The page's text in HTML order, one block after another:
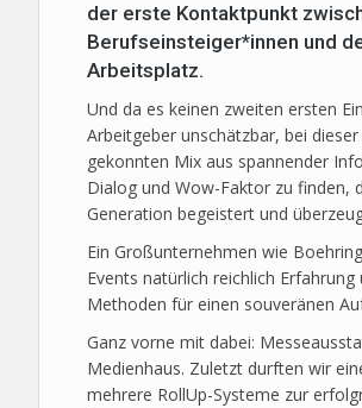
der erste Kontaktpunkt
Berufseinsteiger*innen und
Arbeitsplatz.
Und da es keinen zweiten ersten
Arbeitgeber unschätzbar, bei
gekonnten Mix aus spannender
Dialog und Wow-Faktor zu finden,
Generation begeistert und
Ein Großunternehmen wie
Events natürlich reichlich
Methoden für einen souveränen
Ganz vorne mit dabei:
Medienhaus. Zuletzt durften wir
mehrere RollUp-Systeme zur